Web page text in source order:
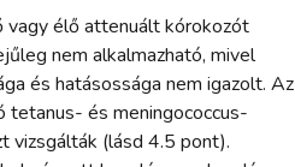
vagy élő attenuált kórokozót
nem alkalmazható, mivel
és hatásossága nem igazolt. Az
és meningococcus-
vizsgálták (lásd 4.5 pont).